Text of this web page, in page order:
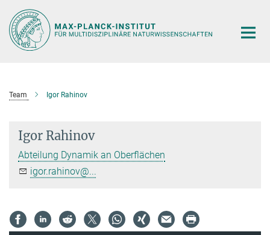
Hauptinhalt
Team Igor Rahinov
Igor Rahinov
Abteilung Dynamik an Oberflächen
igor.rahinov@...